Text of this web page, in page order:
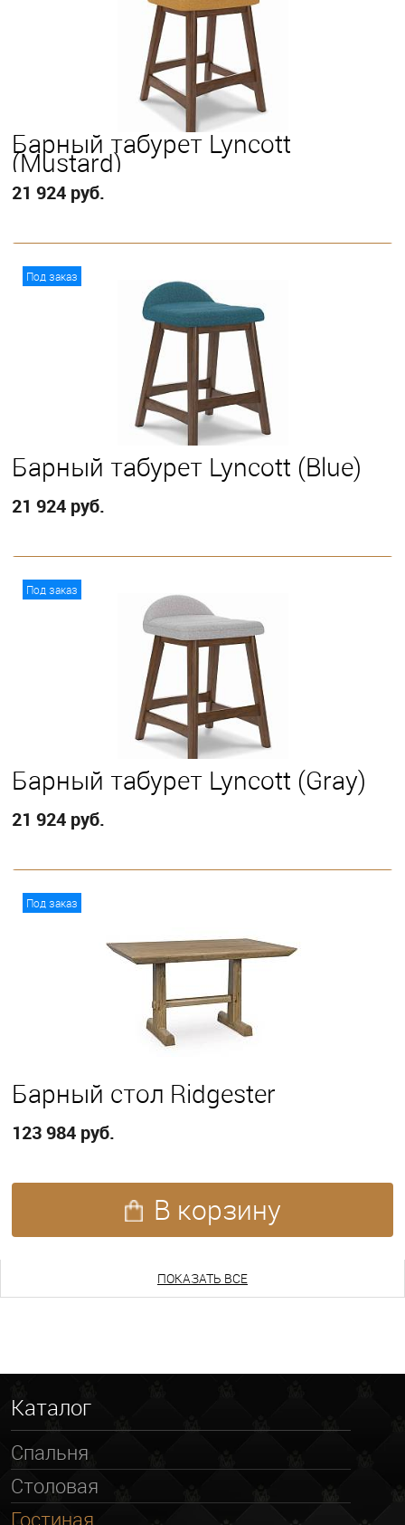
Барный табурет Lyncott
(Mustard)
21 924 руб.
Под заказ
Барный табурет Lyncott (Blue)
21 924 руб.
Под заказ
Барный табурет Lyncott (Gray)
21 924 руб.
Под заказ
Барный стол Ridgester
123 984 руб.
В корзину
ПОКАЗАТЬ ЕЩЕ
ПОКАЗАТЬ ВСЕ
Каталог
Спальня
Столовая
Гостиная